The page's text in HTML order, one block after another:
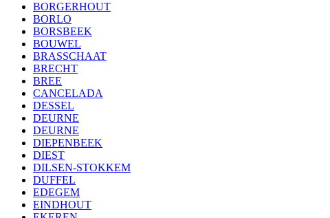
BORGERHOUT
BORLO
BORSBEEK
BOUWEL
BRASSCHAAT
BRECHT
BREE
CANCELADA
DESSEL
DEURNE
DEURNE
DIEPENBEEK
DIEST
DILSEN-STOKKEM
DUFFEL
EDEGEM
EINDHOUT